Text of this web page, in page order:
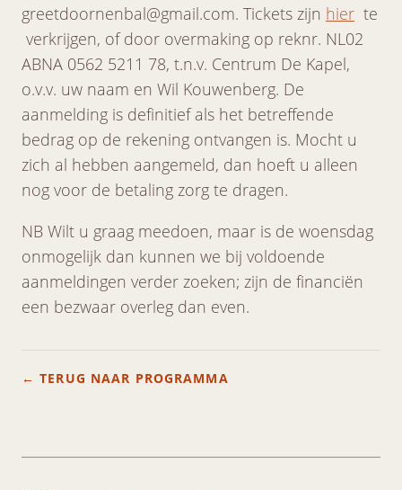
greetdoornenbal@gmail.com. Tickets zijn hier te
verkrijgen, of door overmaking op reknr. NL02
ABNA 0562 5211 78, t.n.v. Centrum De Kapel,
o.v.v. uw naam en Wil Kouwenberg. De
aanmelding is definitief als het betreffende
bedrag op de rekening ontvangen is. Mocht u
zich al hebben aangemeld, dan hoeft u alleen
nog voor de betaling zorg te dragen.
NB Wilt u graag meedoen, maar is de woensdag
onmogelijk dan kunnen we bij voldoende
aanmeldingen verder zoeken; zijn de financiën
een bezwaar overleg dan even.
← TERUG NAAR PROGRAMMA